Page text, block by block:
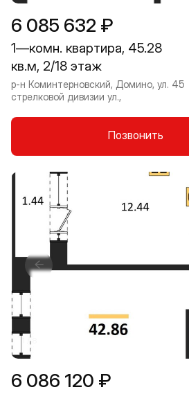
6 085 632 ₽
1—комн. квартира, 45.28
кв.м, 2/18 этаж
р-н Коминтерновский, Домино, ул. 45
стрелковой дивизии ул.,
Позвонить
6 086 120 ₽
1 / 8
Прокрутить влево